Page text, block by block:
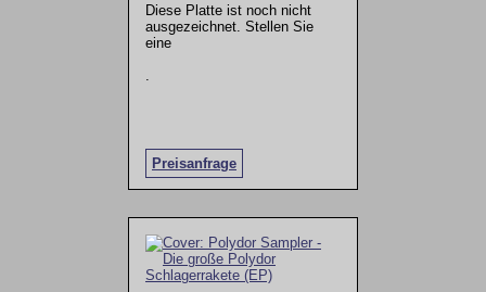
Diese Platte ist noch nicht
ausgezeichnet. Stellen Sie
eine
Preisanfrage